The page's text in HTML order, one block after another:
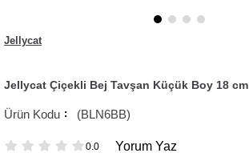
Jellycat
Jellycat Çiçekli Bej Tavşan Küçük Boy 18 cm
(BLN6BB)
0.0 Yorum Yaz